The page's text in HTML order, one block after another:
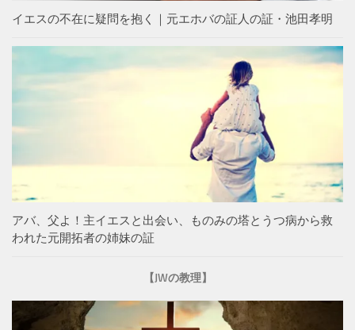
イエスの不在に疑問を抱く｜元エホバの証人の証・池田孝明
アバ、父よ！主イエスと出会い、ものみの塔とうつ病から救
われた元開拓者の姉妹の証
【JWの教理】